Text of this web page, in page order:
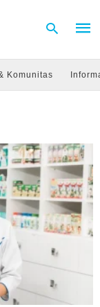
and
hit
Komunitas